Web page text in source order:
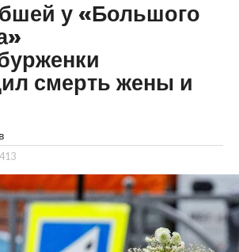
у «Большого
смерть жены и
413